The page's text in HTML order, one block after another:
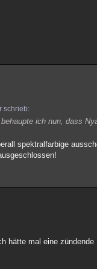
schrieb:
ich nun, dass
spektralfarbige
hätte mal eine zündende